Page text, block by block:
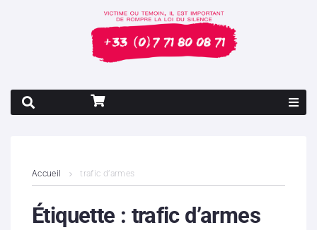
Contenus litigieux
Accueil trafic d’armes
Étiquette : trafic d’armes